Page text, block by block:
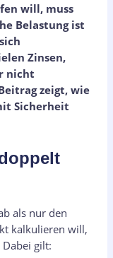
will, muss
Belastung ist
Zinsen,
nicht
zeigt, wie
Sicherheit
als nur den
kalkulieren will,
gilt: